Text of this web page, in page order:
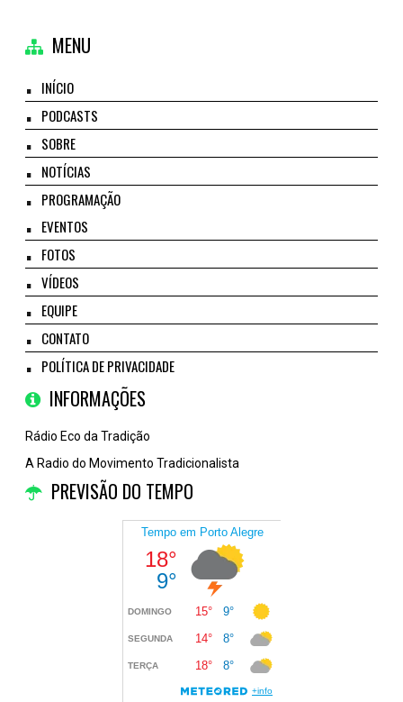
MENU
INÍCIO
PODCASTS
SOBRE
NOTÍCIAS
PROGRAMAÇÃO
EVENTOS
FOTOS
VÍDEOS
EQUIPE
CONTATO
POLÍTICA DE PRIVACIDADE
INFORMAÇÕES
Rádio Eco da Tradição
A Radio do Movimento Tradicionalista
PREVISÃO DO TEMPO